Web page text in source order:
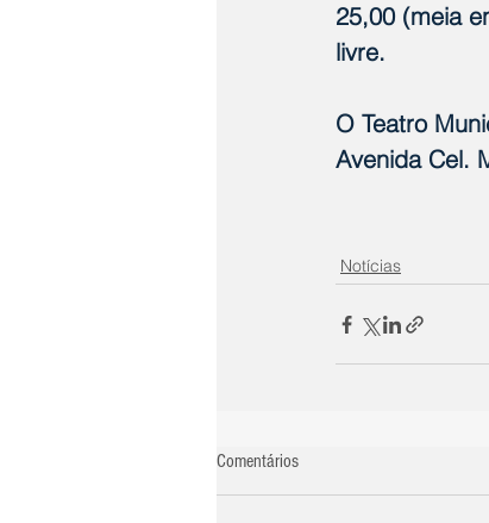
25,00 (meia
livre.
O Teatro
Avenida Cel.
Notícias
Comentários